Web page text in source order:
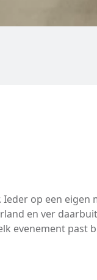
op een
en ver
evenement past